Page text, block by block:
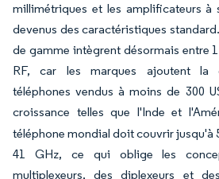
millimétriques et les amplificateurs à
devenus des caractéristiques
de gamme intègrent désormais entre
RF, car les marques ajoutent la
téléphones vendus à moins de 300
croissance telles que l'Inde et
téléphone mondial doit couvrir jusqu'à
41 GHz, ce qui oblige les
multiplexeurs, des diplexeurs et